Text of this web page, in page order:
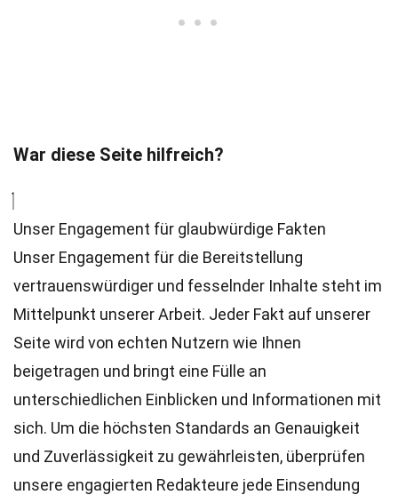
War diese Seite hilfreich?
Unser Engagement für glaubwürdige Fakten
Unser Engagement für die Bereitstellung
vertrauenswürdiger und fesselnder Inhalte steht im
Mittelpunkt unserer Arbeit. Jeder Fakt auf unserer
Seite wird von echten Nutzern wie Ihnen
beigetragen und bringt eine Fülle an
unterschiedlichen Einblicken und Informationen mit
sich. Um die höchsten Standards an Genauigkeit
und Zuverlässigkeit zu gewährleisten, überprüfen
unsere engagierten Redakteure jede Einsendung